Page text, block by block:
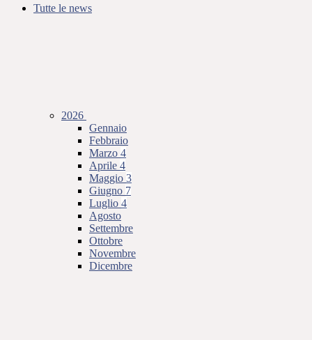
Tutte le news
2026
Gennaio
Febbraio
Marzo 4
Aprile 4
Maggio 3
Giugno 7
Luglio 4
Agosto
Settembre
Ottobre
Novembre
Dicembre